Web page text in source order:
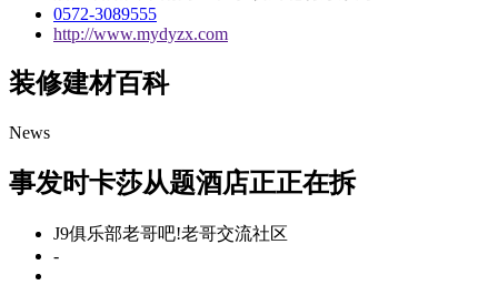
0572-3089555
http://www.mydyzx.com
装修建材百科
News
事发时卡莎从题酒店正正在拆
J9俱乐部老哥吧!老哥交流社区
-